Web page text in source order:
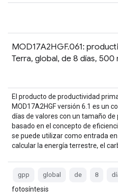
MOD17A2HGF.061:
Terra, global, de 8 días, 500
El producto de productividad
MOD17A2HGF versión 6.1 es un
días de valores con un tamaño
basado en el concepto de
se puede utilizar como entrada
calcular la energía terrestre, el
gpp global de 8
fotosíntesis